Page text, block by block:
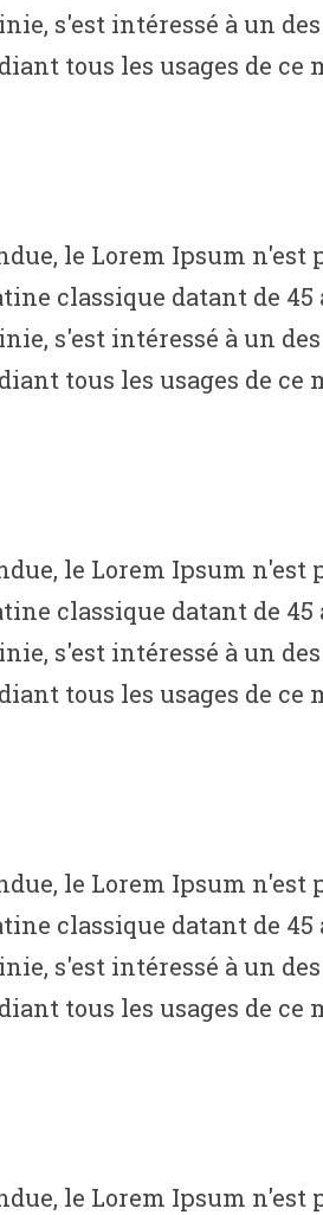
s'est intéressé à un
tous les usages de
le Lorem Ipsum
classique datant de 45
s'est intéressé à un
tous les usages de
le Lorem Ipsum
classique datant de 45
s'est intéressé à un
tous les usages de
le Lorem Ipsum
classique datant de 45
s'est intéressé à un
tous les usages de
le Lorem Ipsum